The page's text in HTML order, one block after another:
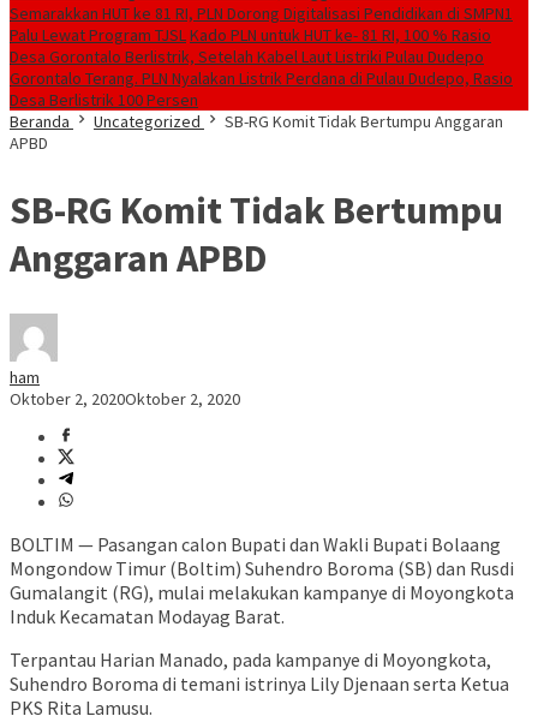
Semarakkan HUT ke 81 RI, PLN Dorong Digitalisasi Pendidikan di SMPN1
Palu Lewat Program TJSLKado PLN untuk HUT ke- 81 RI, 100 % Rasio
Desa Gorontalo Berlistrik, Setelah Kabel Laut Listriki Pulau Dudepo
Gorontalo Terang. PLN Nyalakan Listrik Perdana di Pulau Dudepo, Rasio
Desa Berlistrik 100 Persen
Beranda
Uncategorized
SB-RG Komit Tidak Bertumpu Anggaran
APBD
SB-RG Komit Tidak Bertumpu
Anggaran APBD
ham
Oktober 2, 2020Oktober 2, 2020
BOLTIM — Pasangan calon Bupati dan Wakli Bupati Bolaang
Mongondow Timur (Boltim) Suhendro Boroma (SB) dan Rusdi
Gumalangit (RG), mulai melakukan kampanye di Moyongkota
Induk Kecamatan Modayag Barat.
Terpantau Harian Manado, pada kampanye di Moyongkota,
Suhendro Boroma di temani istrinya Lily Djenaan serta Ketua
PKS Rita Lamusu.